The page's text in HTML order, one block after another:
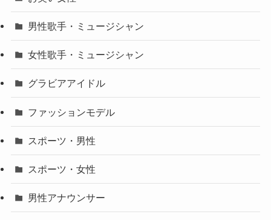
男性歌手・ミュージシャン
女性歌手・ミュージシャン
グラビアアイドル
ファッションモデル
スポーツ・男性
スポーツ・女性
男性アナウンサー